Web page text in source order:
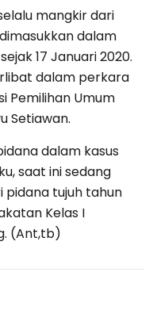
mangkir dari
dalam
17 Januari 2020.
dalam perkara
Pemilihan Umum
Setiawan.
dalam kasus
saat ini sedang
tujuh tahun
Kelas I
(Ant,tb)